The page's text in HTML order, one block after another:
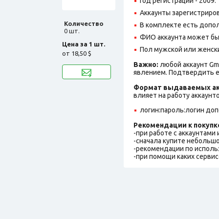
Количество
0 шт.
Цена за 1 шт.
от 18,50 $
Аккаунты
В комплекте есть
ФИО аккаунта может
Пол мужской или
Важно: любой аккаунт
явлением. Подтвердить
Формат выдаваемых
влияет на работу
логин:пароль:логин
Рекомендации к
-при работе с
-сначала купите
-рекомендации по
-при помощи каких